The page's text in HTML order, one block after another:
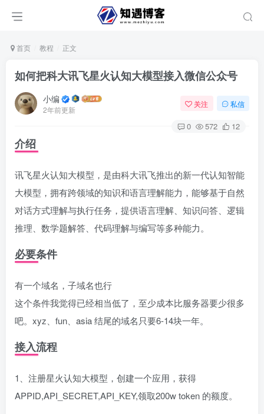
首页 教程 正文
如何把科大讯飞星火认知大模型接入微信公众号
小编
2年前更新
关注 私信
0 572 12
介绍
讯飞星火认知大模型，是由科大讯飞推出的新一代认知智能
大模型，拥有跨领域的知识和语言理解能力，能够基于自然
对话方式理解与执行任务，提供语言理解、知识问答、逻辑
推理、数学题解答、代码理解与编写等多种能力。
必要条件
有一个域名，子域名也行
这个条件我觉得已经相当低了，至少成本比服务器要少很多
吧。xyz、fun、asia 结尾的域名只要6-14块一年。
接入流程
1、注册星火认知大模型，创建一个应用，获得
APPID,API_SECRET,API_KEY,领取200w token 的额度。